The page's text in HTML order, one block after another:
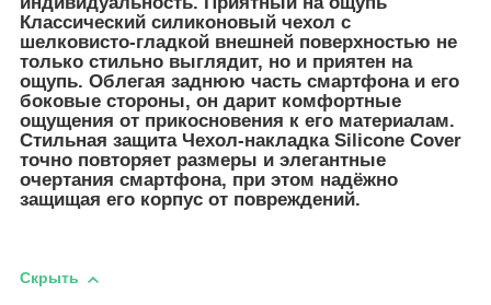
Классический силиконовый чехол с
шелковисто-гладкой внешней поверхностью не
только стильно выглядит, но и приятен на
ощупь. Облегая заднюю часть смартфона и его
боковые стороны, он дарит комфортные
ощущения от прикосновения к его материалам.
Стильная защита Чехол-накладка Silicone Cover
точно повторяет размеры и элегантные
очертания смартфона, при этом надёжно
защищая его корпус от повреждений.
Скрыть